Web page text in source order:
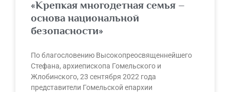
«Крепкая многодетная семья –
основа национальной
безопасности»
По благословению Высокопреосвященнейшего
Стефана, архиепископа Гомельского и
Жлобинского, 23 сентября 2022 года
представители Гомельской епархии